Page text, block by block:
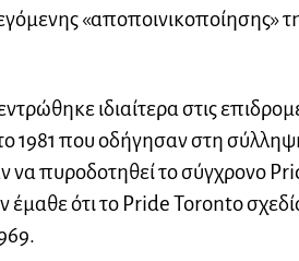
«αποποινικοποίησης»
ιδιαίτερα στις
1981 που οδήγησαν στη
πυροδοτηθεί το σύγχρονο
έμαθε ότι το Pride Toronto